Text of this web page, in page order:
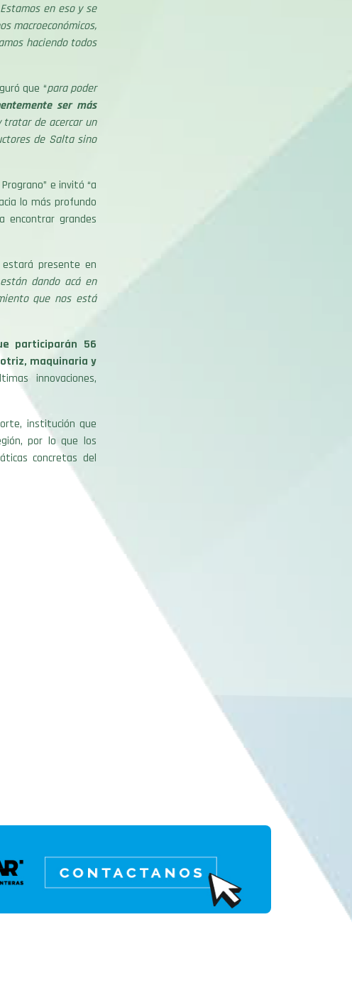
en eso y se
macroeconómicos,
haciendo todos
que “para poder
ser más
de acercar un
de Salta sino
e invitó “a
lo más profundo
grandes
presente en
dando acá en
que nos está
participarán 56
maquinaria y
innovaciones,
institución que
por lo que los
concretas del